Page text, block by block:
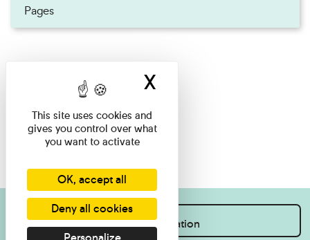
Pages
I want information
This site uses cookies and
gives you control over what
you want to activate
OK, accept all
Deny all cookies
X